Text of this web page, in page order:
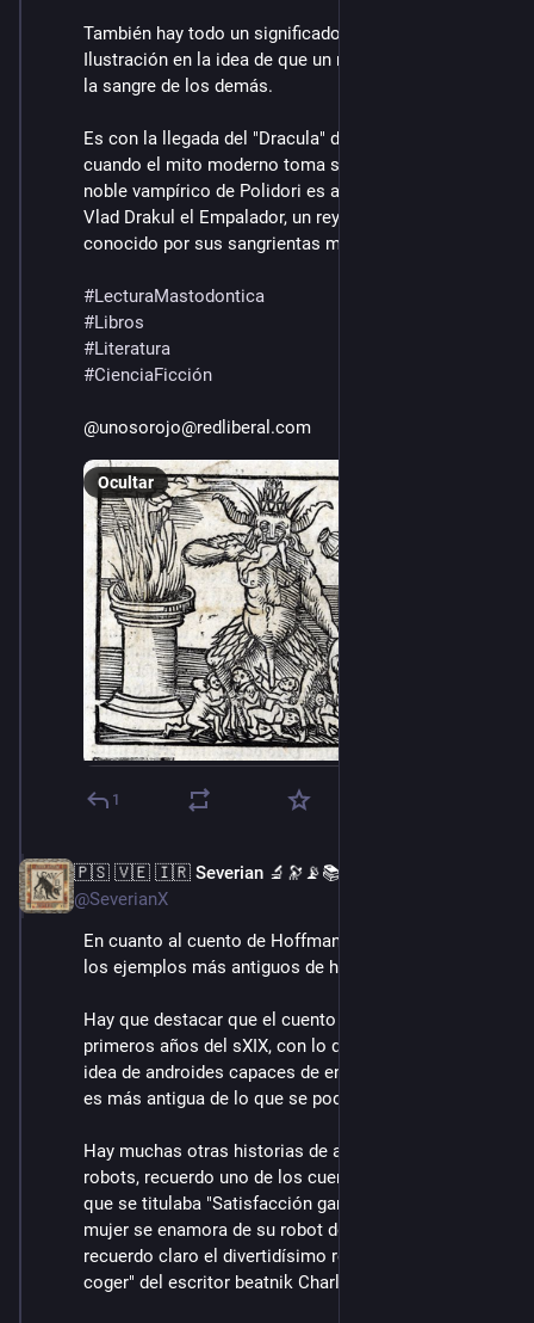
También hay todo un significado muy caro a la
Ilustración en la idea de que un noble vive chupando
la sangre de los demás.
Es con la llegada del "Dracula" de Bram Stocker,
cuando el mito moderno toma su forma definitiva. El
noble vampírico de Polidori es ahora relacionado con
Vlad Drakul el Empalador, un rey rumano del sXIII
conocido por sus sangrientas masacres.
#LecturaMastodontica
#Libros
#Literatura
#CienciaFicción
@unosorojo@redliberal.com
Ocultar
1
🇵🇸 🇻🇪 🇮🇷 Severian 🔬🔭📡📚
@SeverianX
En cuanto al cuento de Hoffman, me parece uno de
los ejemplos más antiguos de historias de robots.
Hay que destacar que el cuento está escrito en los
primeros años del sXIX, con lo que queda claro que la
idea de androides capaces de engañar a una persona
es más antigua de lo que se podría pensar.
Hay muchas otras historias de amor entre humanos y
robots, recuerdo uno de los cuentos de Asimov, creo
que se titulaba "Satisfacción garantizada" donde una
mujer se enamora de su robot doméstico. También
recuerdo claro el divertidísimo relato "La maquina de
coger" del escritor beatnik Charles Bukowski.